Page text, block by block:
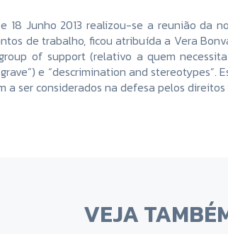
18 Junho 2013 realizou-se a reunião da
de trabalho, ficou atribuída a Vera
of support (relativo a quem
e “descrimination and
a ser considerados na defesa pelos
VEJA